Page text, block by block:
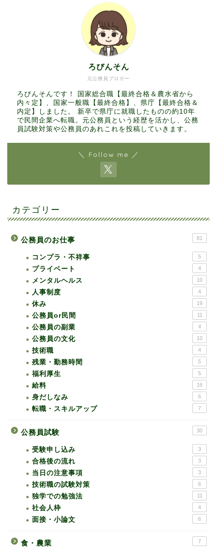
元公務員ブロガー
ろびんそん
ろびんそんです！ 国家総合職【最終合格＆農水省から
内々定】、国家一般職【最終合格】、県庁【最終合格＆
内定】しました。 新卒で県庁に就職したものの約10年
で民間企業へ転職。元公務員という経歴を活かし、公務
員試験対策や公務員のあれこれを投稿していきます。
＼ Follow me ／
カテゴリー
公務員のお仕事 81
コンプラ・不祥事 5
プライベート 4
メンタルヘルス 10
人事制度 4
休み 19
公務員or民間 11
公務員の副業 4
公務員の文化 10
技術職 4
残業・勤務時間 5
福利厚生 5
給料 16
身だしなみ 6
転職・スキルアップ 7
公務員試験 30
受験申し込み 3
合格後の流れ 3
当日の注意事項 3
技術職の試験対策 6
独学での勉強法 11
社会人枠 4
面接・小論文 6
食・農業 7